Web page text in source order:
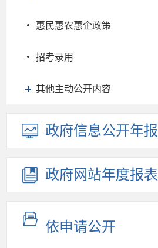
惠民惠农惠企政策
招考录用
其他主动公开内容
政府信息公开年报
政府网站年度报表
依申请公开